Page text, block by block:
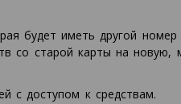
будет иметь другой номер
со старой карты на новую,
с доступом к средствам.